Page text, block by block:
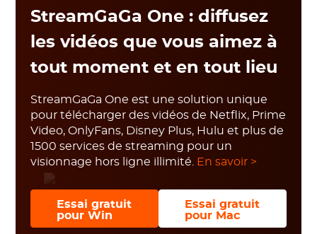
StreamGaGa One : diffusez
les vidéos que vous aimez à
tout moment et en tout lieu
StreamGaGa One est une solution unique
pour télécharger des vidéos de Netflix, Prime
Video, OnlyFans, Disney Plus, Hulu et plus de
1500 services de streaming pour un
visionnage hors ligne illimité. En savoir >
Essai gratuit
pour Win
Essai gratuit
pour Mac